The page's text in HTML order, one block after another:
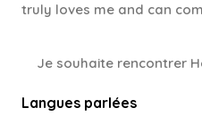
truly loves me and can
Je souhaite rencontrer
Langues parlées